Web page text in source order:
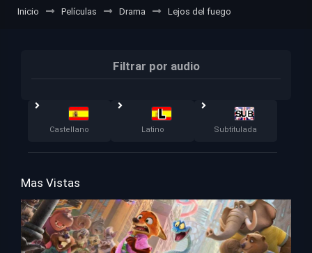
Inicio Películas Drama Lejos del fuego
Filtrar por audio
Castellano Latino Subtitulada
Mas Vistas